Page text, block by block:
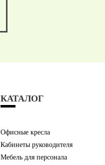
КАТАЛОГ
Офисные кресла
Кабинеты руководителя
Мебель для персонала